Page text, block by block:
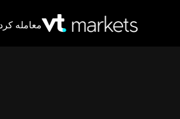
معامله